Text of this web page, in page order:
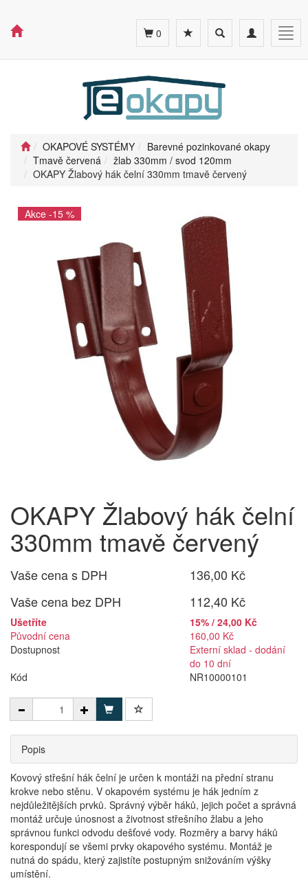
Toggle
navigation
Toggle
search
0
OKAPOVÉ SYSTÉMY
Barevné pozinkované okapy
Tmavě červená
žlab 330mm / svod 120mm
OKAPY Žlabový hák čelní 330mm tmavě červený
Akce -15 %
OKAPY Žlabový hák čelní
330mm tmavě červený
Vaše cena s DPH
136,00 Kč
Vaše cena bez DPH
112,40 Kč
Ušetříte
15% / 24,00 Kč
Původní cena
160,00 Kč
Dostupnost
Externí sklad - dodání
do 10 dní
Kód
NR10000101
Popis
Kovový střešní hák čelní je určen k montáži na přední stranu
krokve nebo stěnu. V okapovém systému je hák jedním z
nejdůležitějších prvků. Správný výběr háků, jejich počet a správná
montáž určuje únosnost a životnost střešního žlabu a jeho
správnou funkci odvodu dešťové vody. Rozměry a barvy háků
korespondují se všemi prvky okapového systému. Montáž je
nutná do spádu, který zajistíte postupným snižováním výšky
umístění.